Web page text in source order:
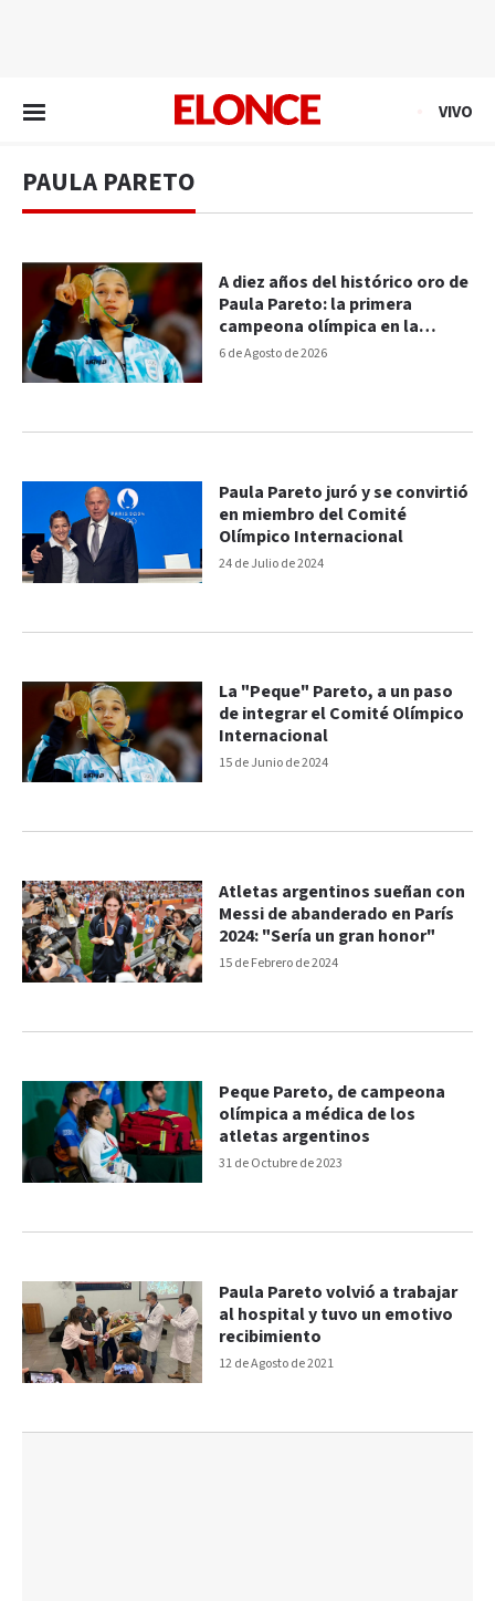
VIVO
PAULA PARETO
6 de Agosto de 2026
A diez años del histórico oro de
Paula Pareto: la primera
campeona olímpica en la
historia del deporte nacional
24 de Julio de 2024
Paula Pareto juró y se convirtió
en miembro del Comité
Olímpico Internacional
15 de Junio de 2024
La "Peque" Pareto, a un paso
de integrar el Comité Olímpico
Internacional
15 de Febrero de 2024
Atletas argentinos sueñan con
Messi de abanderado en París
2024: "Sería un gran honor"
31 de Octubre de 2023
Peque Pareto, de campeona
olímpica a médica de los
atletas argentinos
12 de Agosto de 2021
Paula Pareto volvió a trabajar
al hospital y tuvo un emotivo
recibimiento